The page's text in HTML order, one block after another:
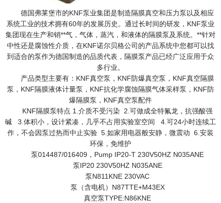
德国弗莱堡市的KNF泵业集团是制造隔膜真空和压力泵以及相应
系统工业的技术拥有60年的发展历史。通过长时间的研发，KNF泵业
集团现在生产和销**气，气体，蒸汽，和液体的隔膜泵及系统。**针对
中性还是腐蚀性介质，在KNF诺尔贝格公司的产品系统中您都可以找
到适合的泵作为德国制造的品质代表，隔膜泵产品已经广泛应用于众
多行业。
产品类型主要有：KNF真空泵，KNF防爆真空泵，KNF真空隔膜
泵，KNF隔膜液体计量泵，KNF抗化学腐蚀隔膜气体采样泵，KNF防
爆隔膜泵，KNF真空泵配件
KNF隔膜泵特点 1.介质不受污染 2.可做成全特氟龙，抗强酸强
碱 3.体积小，设计紧凑，几乎不占用实验室空间 4.可24小时连续工
作，不会因泵过热而中止实验 5.如家用电器般安静，微震动 6.安装
环保，免维护
泵014487/016409，Pump IP20-T 230V50HZ N035ANE
泵IP20 230V50HZ N035ANE
泵N811KNE 230VAC
泵（含电机）N87TTE+M43EX
真空泵TYPE:N86KNE